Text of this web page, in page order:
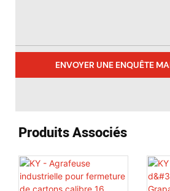
ENVOYER UNE ENQUÊTE
Produits Associés